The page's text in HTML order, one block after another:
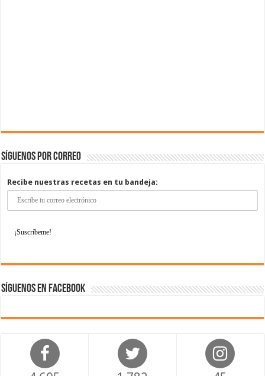
Síguenos por correo
Recibe nuestras recetas en tu bandeja:
Síguenos en Facebook